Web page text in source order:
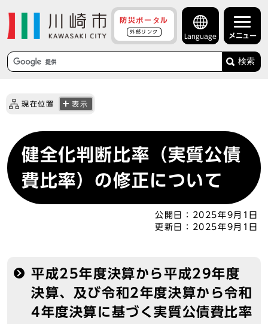
防災ポータル
外部リンク
Language メニュー
検索
現在位置 表示
健全化判断比率（実質公債
費比率）の修正について
公開日：
2025年9月1日
更新日：
2025年9月1日
平成25年度決算から平成29年度
決算、及び令和2年度決算から令和
4年度決算に基づく実質公債費比率